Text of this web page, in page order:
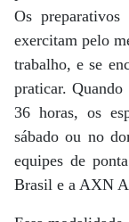
Os
exercitam pelo
trabalho, e se
praticar.
36 horas, os
sábado ou no
equipes de
Brasil e a AXN